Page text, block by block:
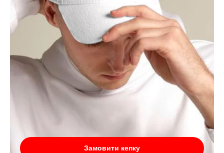
Замовити кепку